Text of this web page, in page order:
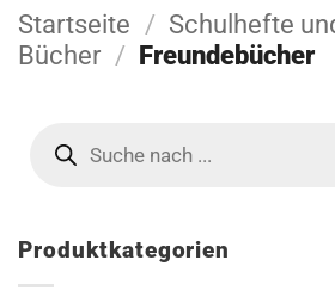
Startseite / Schulhefte
Bücher / Freundebücher
search
Produktkategorien